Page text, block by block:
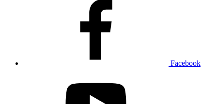
Facebook